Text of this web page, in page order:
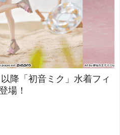
降「初音ミク」水着フィ
場！